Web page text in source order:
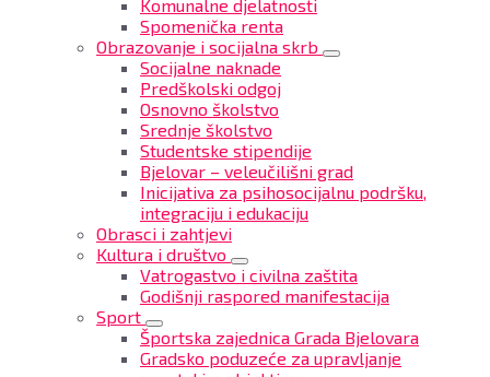
Komunalne djelatnosti
Spomenička renta
Obrazovanje i socijalna skrb
Socijalne naknade
Predškolski odgoj
Osnovno školstvo
Srednje školstvo
Studentske stipendije
Bjelovar – veleučilišni grad
Inicijativa za psihosocijalnu podršku,
integraciju i edukaciju
Obrasci i zahtjevi
Kultura i društvo
Vatrogastvo i civilna zaštita
Godišnji raspored manifestacija
Sport
Športska zajednica Grada Bjelovara
Gradsko poduzeće za upravljanje